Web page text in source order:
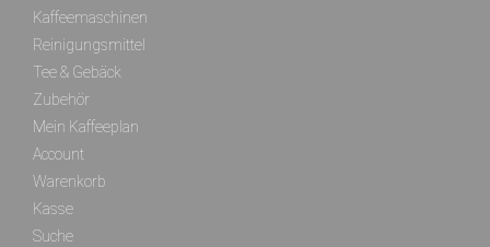
Kaffeemaschinen
Reinigungsmittel
Tee & Gebäck
Zubehör
Mein Kaffeeplan
Account
Warenkorb
Kasse
Suche